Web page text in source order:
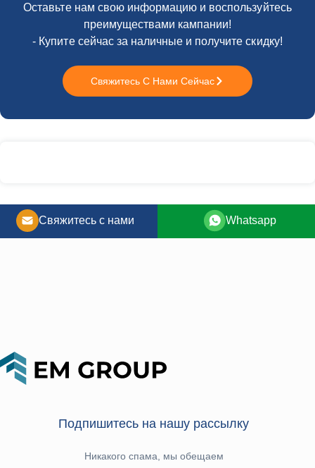
Оставьте нам свою информацию и воспользуйтесь
преимуществами кампании!
- Купите сейчас за наличные и получите скидку!
Свяжитесь С Нами Сейчас
Свяжитесь с нами Whatsapp
Подпишитесь на нашу рассылку
Никакого спама, мы обещаем